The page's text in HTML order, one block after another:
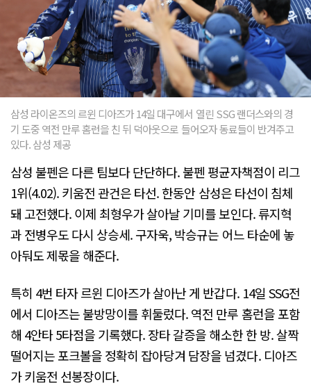
삼성 라이온즈의 르윈 디아즈가 14일 대구에서 열린 SSG 랜더스와의 경
기 도중 역전 만루 홈런을 친 뒤 덕아웃으로 들어오자 동료들이 반겨주고
있다. 삼성 제공
삼성 불펜은 다른 팀보다 단단하다. 불펜 평균자책점이 리그
1위(4.02). 키움전 관건은 타선. 한동안 삼성은 타선이 침체
돼 고전했다. 이제 최형우가 살아날 기미를 보인다. 류지혁
과 전병우도 다시 상승세. 구자욱, 박승규는 어느 타순에 놓
아둬도 제몫을 해준다.
특히 4번 타자 르윈 디아즈가 살아난 게 반갑다. 14일 SSG전
에서 디아즈는 불방망이를 휘둘렀다. 역전 만루 홈런을 포함
해 4안타 5타점을 기록했다. 장타 갈증을 해소한 한 방. 살짝
떨어지는 포크볼을 정확히 잡아당겨 담장을 넘겼다. 디아즈
가 키움전 선봉장이다.